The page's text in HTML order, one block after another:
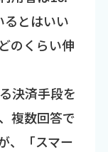
るとはいい
のくらい伸
決済手段を
複数回答で
、「スマー